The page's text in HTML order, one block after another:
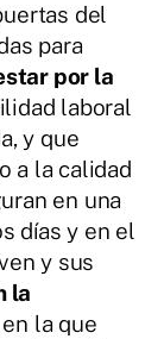
del
para
por la
laboral
y que
a la calidad
en una
días y en el
y sus
la
la que